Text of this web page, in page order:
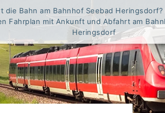
die Bahn am Bahnhof Seebad Heringsdorf?
Fahrplan mit Ankunft und Abfahrt am
Heringsdorf